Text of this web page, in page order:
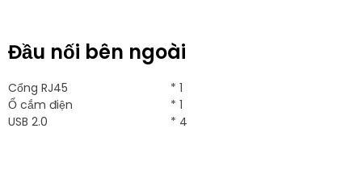
Đầu nối bên ngoài
Cổng RJ45
* 1
Ổ cắm điện
* 1
USB 2.0
* 4